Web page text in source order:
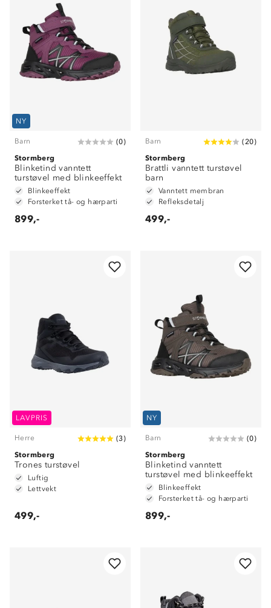
NY
Barn (0)
Stormberg
Blinketind vanntett
turstøvel med blinkeeffekt
Blinkeeffekt
Forsterket tå- og hærparti
899,-
Barn (20)
Stormberg
Brattli vanntett turstøvel
barn
Vanntett membran
Refleksdetalj
499,-
LAVPRIS
Herre (3)
Stormberg
Trones turstøvel
Luftig
Lettvekt
499,-
NY
Barn (0)
Stormberg
Blinketind vanntett
turstøvel med blinkeeffekt
Blinkeeffekt
Forsterket tå- og hærparti
899,-